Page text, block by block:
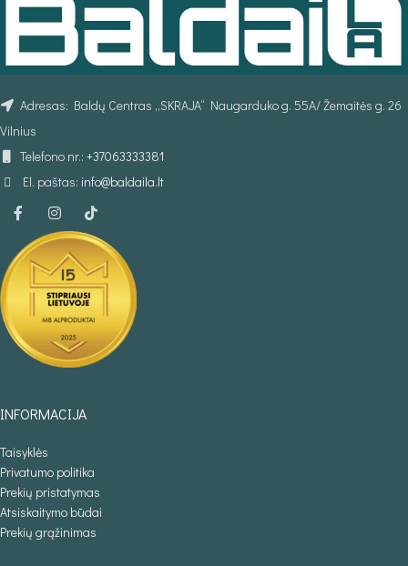
Adresas: Baldų Centras „SKRAJA“ Naugarduko g. 55A/ Žemaitės g. 26
Vilnius
Telefono nr.: +37063333381
El. paštas: info@baldaila.lt
INFORMACIJA
Taisyklės
Privatumo politika
Prekių pristatymas
Atsiskaitymo būdai
Prekių grąžinimas